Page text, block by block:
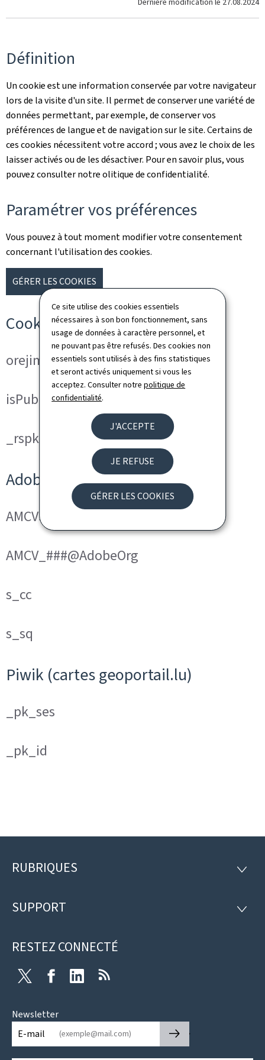
Ce site utilise des cookies essentiels
nécessaires à son bon fonctionnement, sans
usage de données à caractère personnel, et
ne pouvant pas être refusés. Des cookies non
essentiels sont utilisés à des fins statistiques
et seront activés uniquement si vous les
acceptez. Consulter notrepolitique de
confidentialité.
J'ACCEPTE
JE REFUSE
GÉRER LES COOKIES
Définition
Un cookie est une information conservée par votre navigateur
lors de la visite d'un site. Il permet de conserver une variété de
données permettant, par exemple, de conserver vos
préférences de langue et de navigation sur le site. Certains de
ces cookies nécessitent votre accord ; vous avez le choix de les
laisser activés ou de les désactiver. Pour en savoir plus, vous
pouvez consulter notre olitique de confidentialité.
Paramétrer vos préférences
Vous pouvez à tout moment modifier votre consentement
concernant l'utilisation des cookies.
GÉRER LES COOKIES
Cookies techniques
orejime
isPublicWebsite
_rspkrLoadCore (ReadSpeaker)
Adobe Analytics
AMCVS_###@AdobeOrg
AMCV_###@AdobeOrg
s_cc
s_sq
Piwik (cartes geoportail.lu)
_pk_ses
_pk_id
Pied
page
RUBRIQUES
SUPPORT
RESTEZ CONNECTÉ
Twitter FacebookLinkedIn
Newsletter
E-mail
🡒